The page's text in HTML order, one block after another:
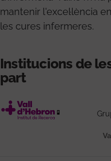
mantenir l'excel·lència
les cures infermeres.
Institucions de
part